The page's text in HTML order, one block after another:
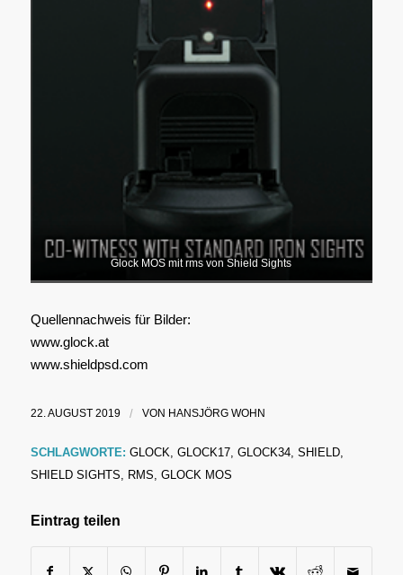
Glock MOS mit rms von Shield Sights
Quellennachweis für Bilder:
www.glock.at
www.shieldpsd.com
22. AUGUST 2019 / VON HANSJÖRG WOHN
SCHLAGWORTE: GLOCK, GLOCK17, GLOCK34, SHIELD,
SHIELD SIGHTS, RMS, GLOCK MOS
Eintrag teilen